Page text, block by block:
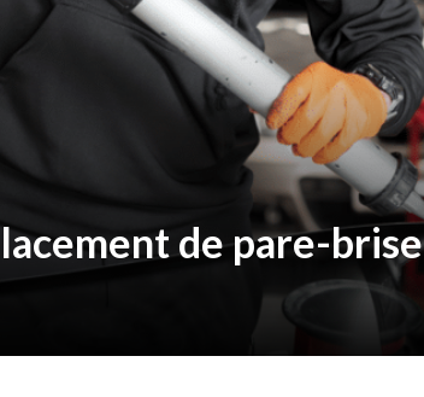
de pare-brise